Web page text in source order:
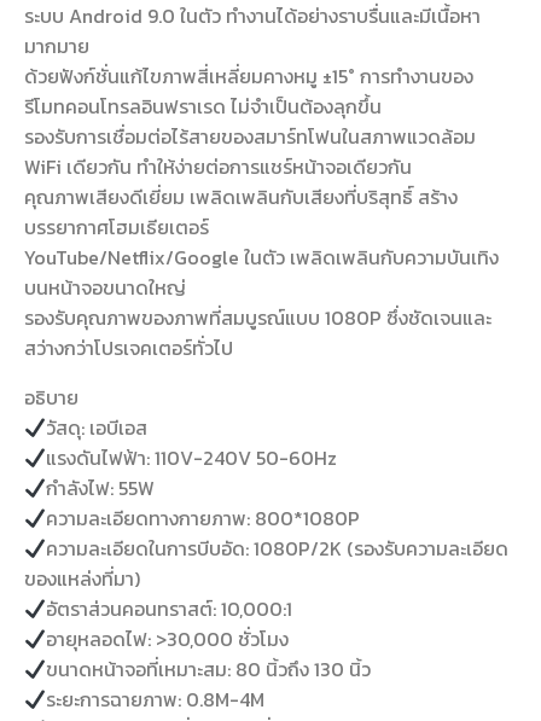
ระบบ Android 9.0 ในตัว ทำงานได้อย่างราบรื่นและมีเนื้อหา
มากมาย
ด้วยฟังก์ชั่นแก้ไขภาพสี่เหลี่ยมคางหมู ±15° การทำงานของ
รีโมทคอนโทรลอินฟราเรด ไม่จำเป็นต้องลุกขึ้น
รองรับการเชื่อมต่อไร้สายของสมาร์ทโฟนในสภาพแวดล้อม
WiFi เดียวกัน ทำให้ง่ายต่อการแชร์หน้าจอเดียวกัน
คุณภาพเสียงดีเยี่ยม เพลิดเพลินกับเสียงที่บริสุทธิ์ สร้าง
บรรยากาศโฮมเธียเตอร์
YouTube/Netflix/Google ในตัว เพลิดเพลินกับความบันเทิง
บนหน้าจอขนาดใหญ่
รองรับคุณภาพของภาพที่สมบูรณ์แบบ 1080P ซึ่งชัดเจนและ
สว่างกว่าโปรเจคเตอร์ทั่วไป
อธิบาย
วัสดุ: เอบีเอส
แรงดันไฟฟ้า: 110V-240V 50-60Hz
กำลังไฟ: 55W
ความละเอียดทางกายภาพ: 800*1080P
ความละเอียดในการบีบอัด: 1080P/2K (รองรับความละเอียด
ของแหล่งที่มา)
อัตราส่วนคอนทราสต์: 10,000:1
อายุหลอดไฟ: >30,000 ชั่วโมง
ขนาดหน้าจอที่เหมาะสม: 80 นิ้วถึง 130 นิ้ว
ระยะการฉายภาพ: 0.8M-4M